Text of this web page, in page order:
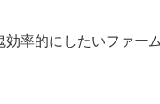
率的にしたいファー